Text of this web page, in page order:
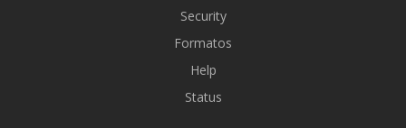
Security
Formatos
Help
Status